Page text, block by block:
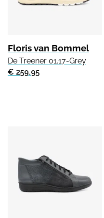
Floris van Bommel
De Treener 01.17-Grey
€ 259.95